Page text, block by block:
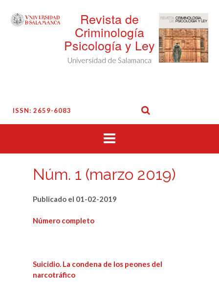
contenido
Revista de
Criminología
Psicología y Ley
Universidad de Salamanca
ISSN: 2659-6083
Núm. 1 (marzo 2019)
Publicado el 01-02-2019
Número completo
Suicidio. La condena de los peones del
narcotráfico